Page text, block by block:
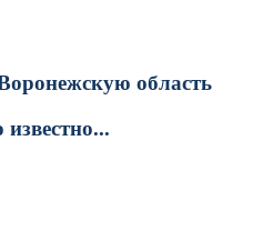
область